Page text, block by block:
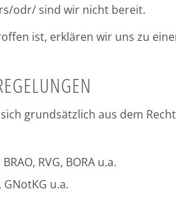
odr/ sind wir nicht bereit.
ist, erklären wir uns zu
grundsätzlich aus dem
RVG, BORA u.a.
u.a.